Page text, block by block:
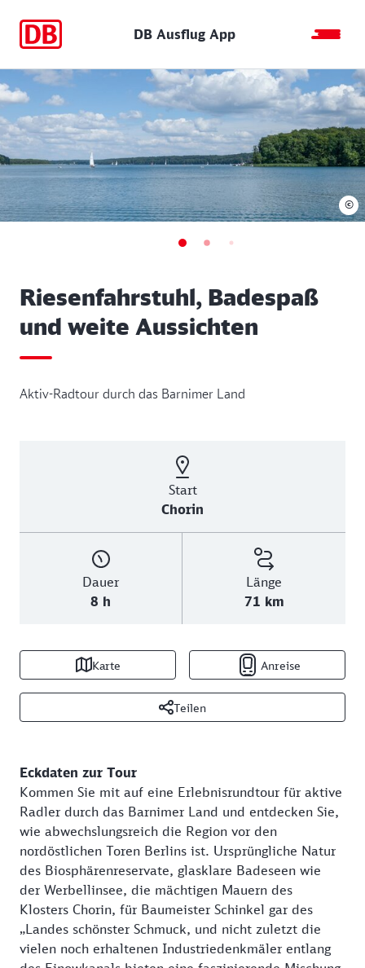
DB Ausflug App
Riesenfahrstuhl, Badespaß
und weite Aussichten
Aktiv-Radtour durch das Barnimer Land
Start
Chorin
Dauer
8 h
Länge
71 km
Karte Anreise
Teilen
©
Eckdaten zur Tour
Kommen Sie mit auf eine Erlebnisrundtour für aktive
Radler durch das Barnimer Land und entdecken Sie,
wie abwechslungsreich die Region vor den
nordöstlichen Toren Berlins ist. Ursprüngliche Natur
des Biosphärenreservate, glasklare Badeseen wie
der Werbellinsee, die mächtigen Mauern des
Klosters Chorin, für Baumeister Schinkel gar des
„Landes schönster Schmuck, und nicht zuletzt die
vielen noch erhaltenen Industriedenkmäler entlang